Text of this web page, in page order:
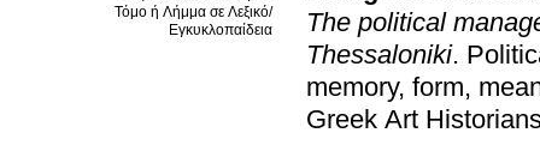
Τόμο ή Λήμμα σε Λεξικό/
Εγκυκλοπαίδεια
The political
Thessaloniki.
memory, form,
Greek Art